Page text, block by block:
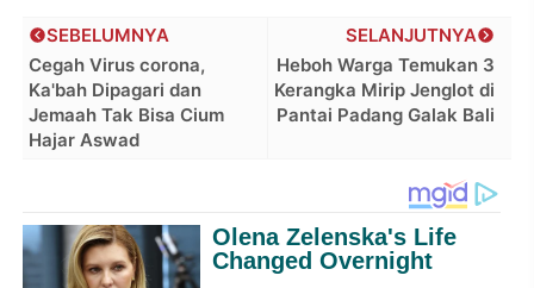
SELANJUTNYA
Heboh Warga Temukan 3
Kerangka Mirip Jenglot di
Pantai Padang Galak Bali
SEBELUMNYA
Cegah Virus corona,
Ka'bah Dipagari dan
Jemaah Tak Bisa Cium
Hajar Aswad